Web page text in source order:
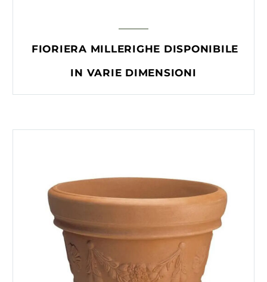
FIORIERA MILLERIGHE DISPONIBILE
IN VARIE DIMENSIONI